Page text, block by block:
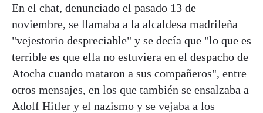
En el chat, denunciado el pasado 13 de
noviembre, se llamaba a la alcaldesa madrileña
"vejestorio despreciable" y se decía que "lo que es
terrible es que ella no estuviera en el despacho de
Atocha cuando mataron a sus compañeros", entre
otros mensajes, en los que también se ensalzaba a
Adolf Hitler y el nazismo y se vejaba a los